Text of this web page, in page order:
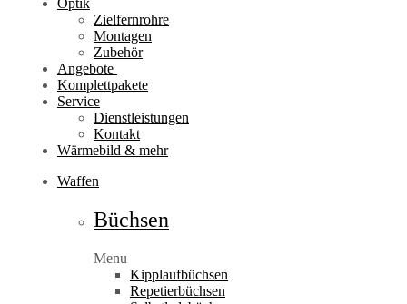
Optik
Zielfernrohre
Montagen
Zubehör
Angebote
Komplettpakete
Service
Dienstleistungen
Kontakt
Wärmebild & mehr
Waffen
Büchsen
Menu
Kipplaufbüchsen
Repetierbüchsen